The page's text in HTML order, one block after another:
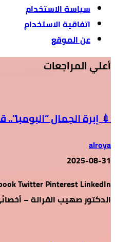
سياسة الاستخدام
اتفاقية الاستخدام
عن الموقع
أعلي المراجعات
💉 إبرة الجمال
alroya
2025-08-31
الدكتور صهيب القرالة –